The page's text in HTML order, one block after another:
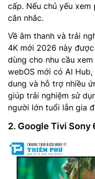
cấp. Nếu chủ yếu
cân nhắc.
Về âm thanh và trải
4K mới 2026 này
dùng cho nhu cầu
webOS mới có AI
dung và hỗ trợ nhiều
giúp trải nghiệm sử
người lớn tuổi lẫn gia
2. Google Tivi Sony